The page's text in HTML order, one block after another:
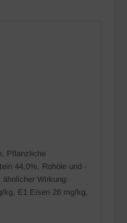
Pflanzliche
44,0%, Rohöle und -
Wirkung:
kg, E1 Eisen 26 mg/kg,